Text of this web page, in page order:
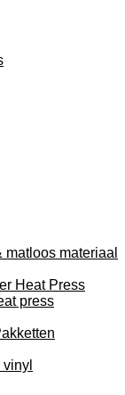
materiaal
Heat Press
press